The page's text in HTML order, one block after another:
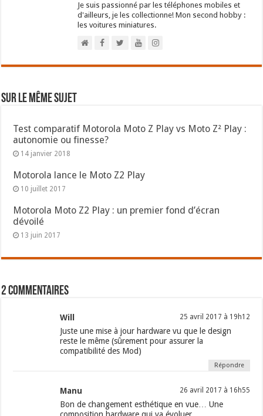
Je suis passionné par les téléphones mobiles et
d'ailleurs, je les collectionne! Mon second hobby :
les voitures miniatures.
Sur le même sujet
Test comparatif Motorola Moto Z Play vs Moto Z² Play :
autonomie ou finesse?
14 janvier 2018
Motorola lance le Moto Z2 Play
10 juillet 2017
Motorola Moto Z2 Play : un premier fond d’écran
dévoilé
13 juin 2017
2 commentaires
Will 25 avril 2017 à 19h12
Juste une mise à jour hardware vu que le design
reste le même (sûrement pour assurer la
compatibilité des Mod)
Répondre
Manu 26 avril 2017 à 16h55
Bon de changement esthétique en vue… Une